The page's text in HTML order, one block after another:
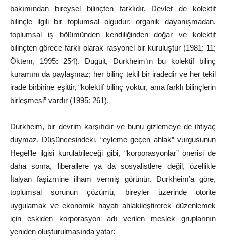
bakımından
bireysel bilinçten farklıdır. Devlet de
kolektif
bilinçle
ilgili bir toplumsal olgudur; organik
dayanışmadan,
toplumsal
iş bölümünden kendiliğinden doğar ve
kolektif
bilinçten görece farklı olarak rasyonel bir kuruluştur (1981: 11;
Öktem,
1995: 254). Duguit, Durkheim’ın bu kolektif
bilinç
kuramını da paylaşmaz; her bilinç tekil bir iradedir ve her tekil
irade birbirine eşittir, “kolektif bilinç yoktur, ama farklı bilinçlerin
birleşmesi” vardır (1995: 261).
Durkheim, bir devrim karşıtıdır ve bunu gizlemeye de ihtiyaç
duymaz. Düşüncesindeki, “eyleme geçen ahlak” vurgusunun
Hegel’le ilgisi kurulabileceği gibi, “korporasyonlar” önerisi de
daha
sonra,
liberallere ya da sosyalistlere değil, özellikle
İtalyan faşizmine
ilham vermiş görünür. Durkheim’a göre,
toplumsal
sorunun çözümü,
bireyler üzerinde otorite
uygulamak ve ekonomik hayatı ahlakileştirerek düzenlemek
için
eskiden korporasyon adı verilen meslek
gruplarının
yeniden oluşturulmasında yatar: